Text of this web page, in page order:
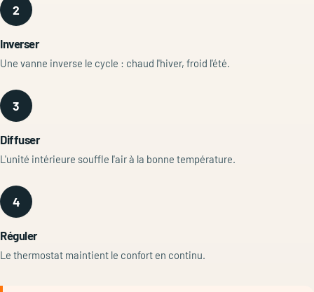
2
Inverser
Une vanne inverse le cycle : chaud l'hiver, froid l'été.
3
Diffuser
L'unité intérieure souffle l'air à la bonne température.
4
Réguler
Le thermostat maintient le confort en continu.